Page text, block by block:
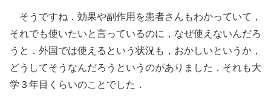
そうですね．効果や副作用を患者さんもわかっていて，
それでも使いたいと言っているのに，なぜ使えないんだろ
うと．外国では使えるという状況も，おかしいというか，
どうしてそうなんだろうというのがありました．それも大
学３年目くらいのことでした．